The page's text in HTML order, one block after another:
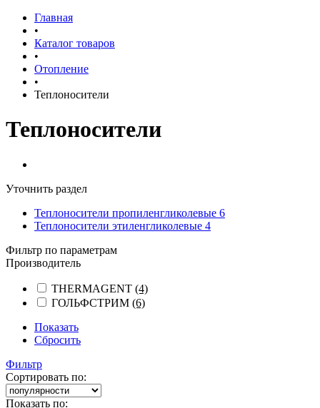
Главная
•
Каталог товаров
•
Отопление
•
Теплоносители
Теплоносители
Уточнить раздел
Теплоносители пропиленгликолевые 6
Теплоносители этиленгликолевые 4
Фильтр по параметрам
Производитель
THERMAGENT (4)
ГОЛЬФСТРИМ (6)
Показать
Сбросить
Фильтр
Сортировать по:
Показать по: